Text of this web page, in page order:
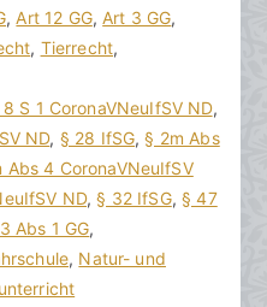
, Art 12 GG, Art 3 GG,
, Tierrecht,
S 1 CoronaVNeuIfSV ND,
ND, § 28 IfSG,§ 2m Abs
Abs 4 CoronaVNeuIfSV
ND,§ 32 IfSG,§ 47
Abs 1 GG,
, Natur- und